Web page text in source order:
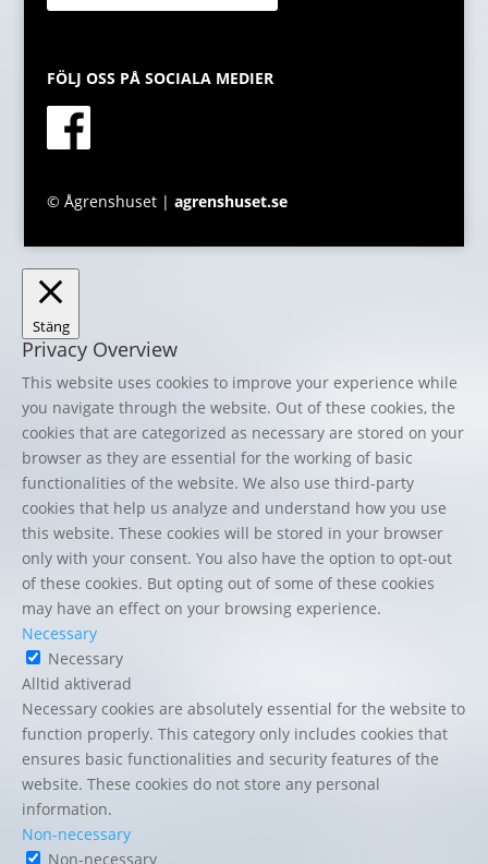
FÖLJ OSS PÅ SOCIALA MEDIER
© Ågrenshuset | agrenshuset.se
Stäng
Privacy Overview
This website uses cookies to improve your experience while
you navigate through the website. Out of these cookies, the
cookies that are categorized as necessary are stored on your
browser as they are essential for the working of basic
functionalities of the website. We also use third-party
cookies that help us analyze and understand how you use
this website. These cookies will be stored in your browser
only with your consent. You also have the option to opt-out
of these cookies. But opting out of some of these cookies
may have an effect on your browsing experience.
Necessary
Necessary
Alltid aktiverad
Necessary cookies are absolutely essential for the website to
function properly. This category only includes cookies that
ensures basic functionalities and security features of the
website. These cookies do not store any personal
information.
Non-necessary
Non-necessary